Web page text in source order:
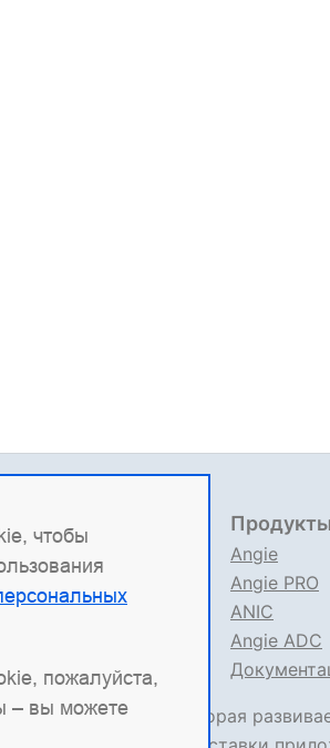
чтобы
пожалуйста,
– вы можете
информация
документы
ИТ деятельности
Angie
Angie PRO
ANIC
Angie ADC
ИТ-компания, которая